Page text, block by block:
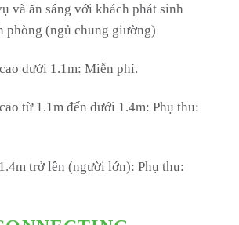
và ăn sáng với khách phát sinh
phòng (ngủ chung giường)
dưới 1.1m: Miễn phí.
từ 1.1m đến dưới 1.4m: Phụ thu:
trở lên (người lớn): Phụ thu: